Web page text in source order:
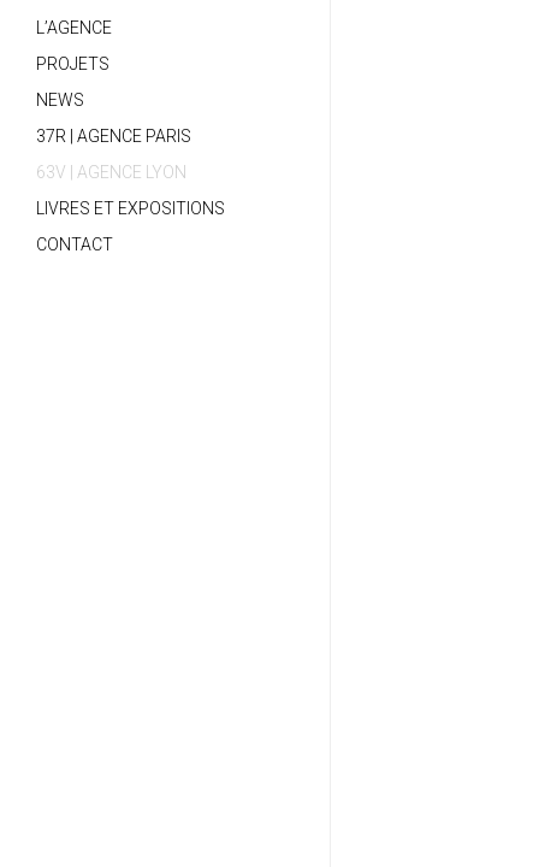
L’AGENCE
PROJETS
NEWS
37R | AGENCE PARIS
63V | AGENCE LYON
LIVRES ET EXPOSITIONS
CONTACT